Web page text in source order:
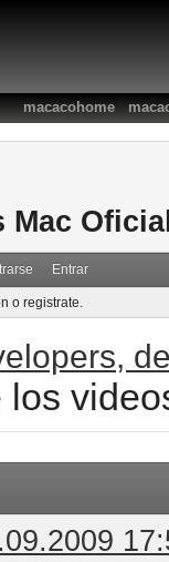
macacohome:
Mac
Entrar
o registrate.